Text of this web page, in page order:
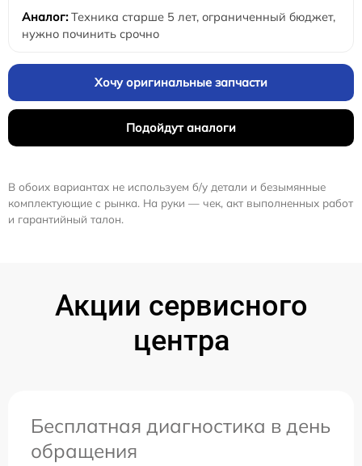
Техника старше 5 лет, ограниченный бюджет,
нужно починить срочно
Хочу оригинальные запчасти
Подойдут аналоги
В обоих вариантах не используем б/у детали и безымянные
комплектующие с рынка. На руки — чек, акт выполненных работ
и гарантийный талон.
Акции сервисного
центра
Бесплатная диагностика в день
обращения